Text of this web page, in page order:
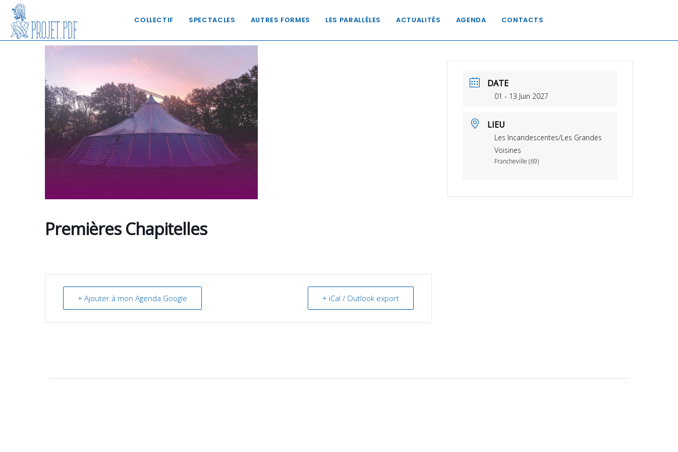
COLLECTIF SPECTACLES AUTRES FORMES LES PARALLÈLES ACTUALITÉS AGENDA CONTACTS
Premières Chapitelles
+ Ajouter à mon Agenda Google + iCal / Outlook export
DATE
01 - 13 Juin 2027
LIEU
Les Incandescentes/Les Grandes
Voisines
Francheville (69)